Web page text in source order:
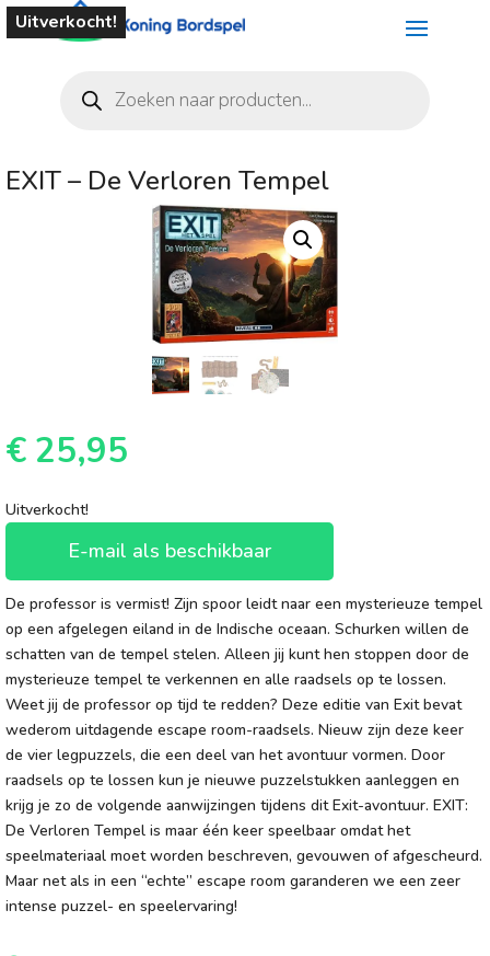
zoeken
Uitverkocht!
EXIT – De Verloren Tempel
€ 25,95
Uitverkocht!
E-mail als beschikbaar
De professor is vermist! Zijn spoor leidt naar een mysterieuze tempel
op een afgelegen eiland in de Indische oceaan. Schurken willen de
schatten van de tempel stelen. Alleen jij kunt hen stoppen door de
mysterieuze tempel te verkennen en alle raadsels op te lossen.
Weet jij de professor op tijd te redden? Deze editie van Exit bevat
wederom uitdagende escape room-raadsels. Nieuw zijn deze keer
de vier legpuzzels, die een deel van het avontuur vormen. Door
raadsels op te lossen kun je nieuwe puzzelstukken aanleggen en
krijg je zo de volgende aanwijzingen tijdens dit Exit-avontuur. EXIT:
De Verloren Tempel is maar één keer speelbaar omdat het
speelmateriaal moet worden beschreven, gevouwen of afgescheurd.
Maar net als in een “echte” escape room garanderen we een zeer
intense puzzel- en speelervaring!